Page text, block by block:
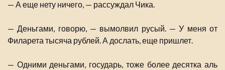
— А еще нету ничего, — рассуждал Чика.
— Деньгами, говорю, — вымолвил русый. — У меня от
Филарета тысяча рублей. А дослать, еще пришлет.
— Одними деньгами, государь, тоже более десятка аль